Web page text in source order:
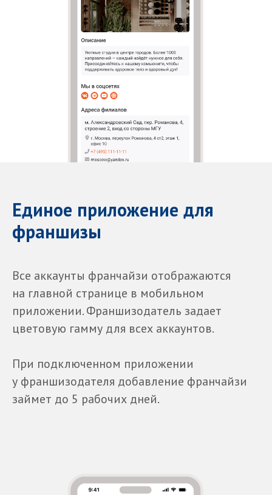
Единое приложение для
франшизы
Все аккаунты франчайзи отображаются
на главной странице в мобильном
приложении. Франшизодатель задает
цветовую гамму для всех аккаунтов.
При подключенном приложении
у франшизодателя добавление франчайзи
займет до 5 рабочих дней.